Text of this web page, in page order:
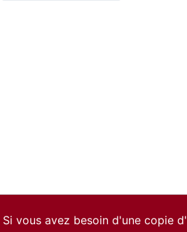
Si vous avez besoin d'une copie